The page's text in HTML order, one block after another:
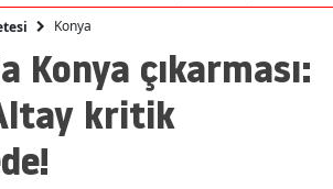
Amasya
Ankara
Konya
Konya çıkarması:
kritik